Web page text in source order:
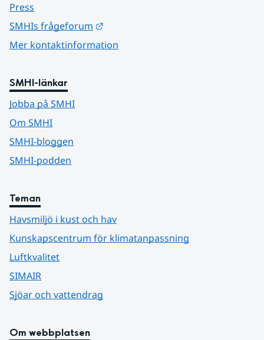
Press
SMHIs frågeforum
Mer kontaktinformation
SMHI-länkar
Jobba på SMHI
Om SMHI
SMHI-bloggen
SMHI-podden
Teman
Havsmiljö i kust och hav
Kunskapscentrum för klimatanpassning
Luftkvalitet
SIMAIR
Sjöar och vattendrag
Om webbplatsen